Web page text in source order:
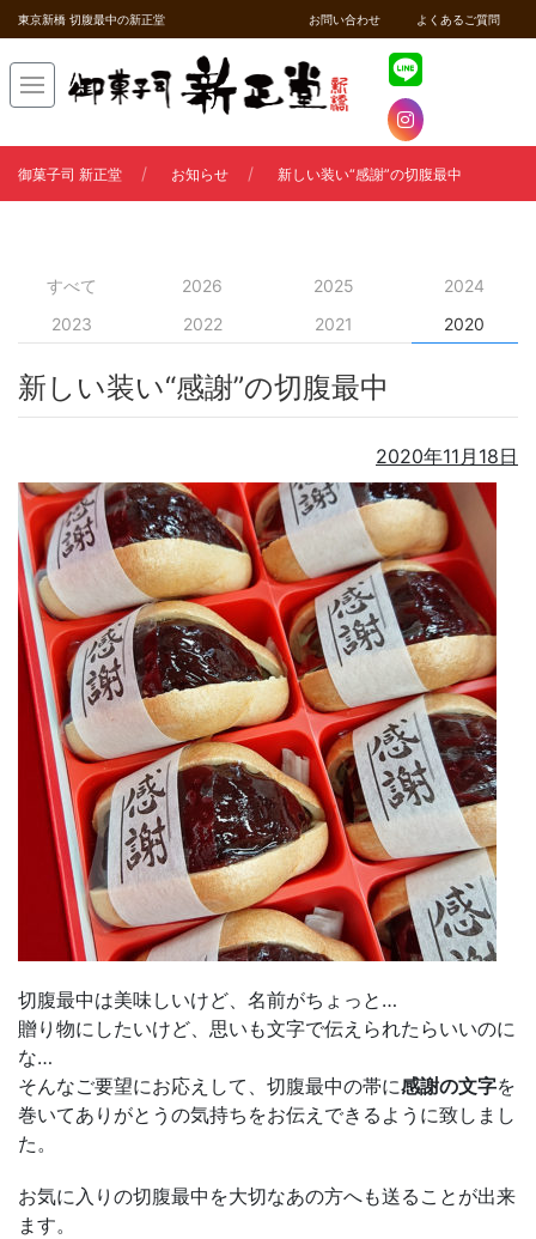
東京新橋 切腹最中の新正堂 お問い合わせ よくあるご質問
御菓子司 新正堂 お知らせ 新しい装い“感謝”の切腹最中
すべて 2026 2025
2024
2023
2022 2021 2020
新しい装い“感謝”の切腹最中
2020年11月18日
切腹最中は美味しいけど、名前がちょっと…
贈り物にしたいけど、思いも文字で伝えられたらいいのに
な…
そんなご要望にお応えして、切腹最中の帯に感謝の文字を
巻いてありがとうの気持ちをお伝えできるように致しまし
た。
お気に入りの切腹最中を大切なあの方へも送ることが出来
ます。